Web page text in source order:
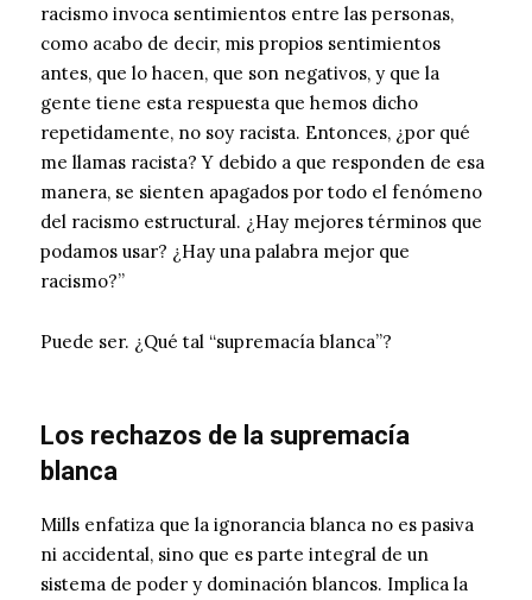
racismo invoca sentimientos entre las personas,
como acabo de decir, mis propios sentimientos
antes, que lo hacen, que son negativos, y que la
gente tiene esta respuesta que hemos dicho
repetidamente, no soy racista. Entonces, ¿por qué
me llamas racista? Y debido a que responden de esa
manera, se sienten apagados por todo el fenómeno
del racismo estructural. ¿Hay mejores términos que
podamos usar? ¿Hay una palabra mejor que
racismo?”
Puede ser. ¿Qué tal “supremacía blanca”?
Los rechazos de la supremacía
blanca
Mills enfatiza que la ignorancia blanca no es pasiva
ni accidental, sino que es parte integral de un
sistema de poder y dominación blancos. Implica la